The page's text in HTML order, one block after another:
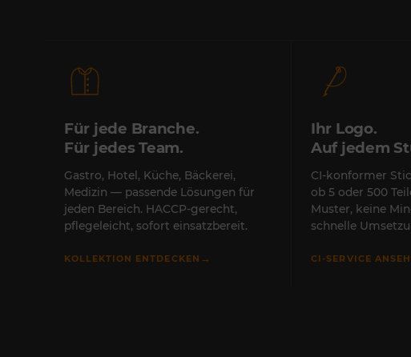
Für jede Branche.
Für jedes Team.
Gastro, Hotel, Küche, Bäckerei,
Medizin — passende Lösungen für
jeden Bereich. HACCP-gerecht,
pflegeleicht, sofort einsatzbereit.
KOLLEKTION ENTDECKEN →
Ihr Logo.
Auf jedem
CI-konformer
ob 5 oder 500
Muster, keine
schnelle
CI-SERVICE